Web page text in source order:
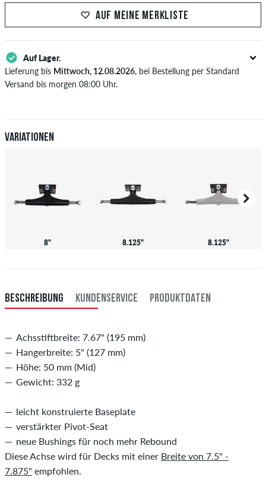
AUF MEINE MERKLISTE
Auf Lager.
Lieferung bis Mittwoch, 12.08.2026, bei Bestellung per Standard
Versand bis morgen 08:00 Uhr.
deiner Überweisung an dich versendet. Weitere Infos zuVersand&
Zahlung .
Variationen
8" 8.125" 8.125"
BESCHREIBUNG KUNDENSERVICE PRODUKTDATEN
Achsstiftbreite: 7.67" (195 mm)
Hangerbreite: 5" (127 mm)
Höhe: 50 mm (Mid)
Gewicht: 332 g
leicht konstruierte Baseplate
verstärkter Pivot-Seat
neue Bushings für noch mehr Rebound
Diese Achse wird für Decks mit einer Breite von 7.5" -
7.875" empfohlen.